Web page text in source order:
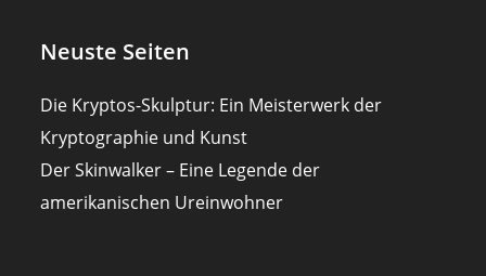
Neuste Seiten
Die Kryptos-Skulptur: Ein Meisterwerk der
Kryptographie und Kunst
Der Skinwalker – Eine Legende der
amerikanischen Ureinwohner